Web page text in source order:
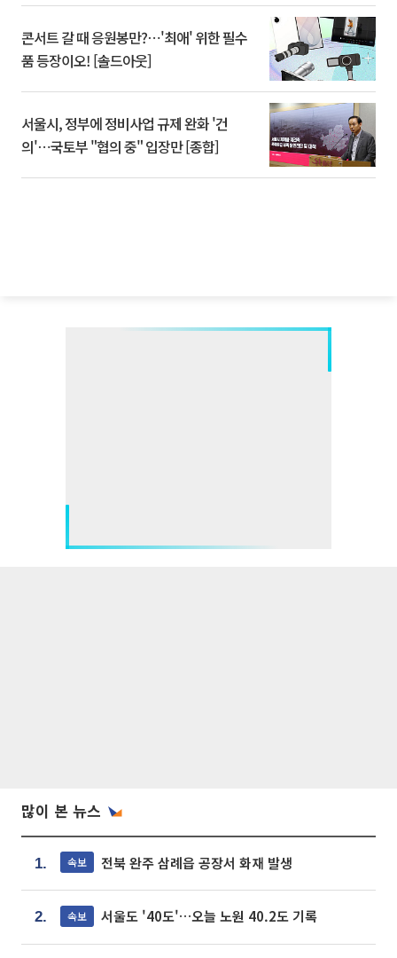
콘서트 갈 때 응원봉만?⋯'최애' 위한 필수
품 등장이오! [솔드아웃]
서울시, 정부에 정비사업 규제 완화 '건
의'⋯국토부 "협의 중" 입장만 [종합]
많이 본 뉴스
1. 속보 전북 완주 삼례읍 공장서 화재 발생
2. 속보 서울도 '40도'…오늘 노원 40.2도 기록